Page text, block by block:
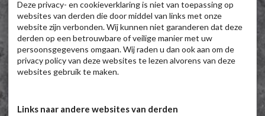
Deze privacy- en cookieverklaring is niet van toepassing op
websites van derden die door middel van links met onze
website zijn verbonden. Wij kunnen niet garanderen dat deze
derden op een betrouwbare of veilige manier met uw
persoonsgegevens omgaan. Wij raden u dan ook aan om de
privacy policy van deze websites te lezen alvorens van deze
websites gebruik te maken.
Links naar andere websites van derden